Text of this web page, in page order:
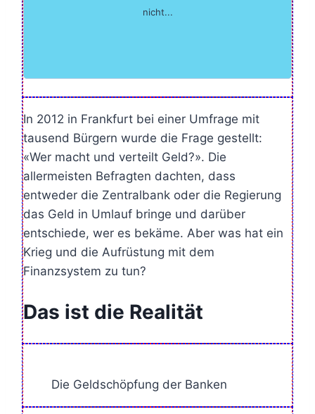
nicht...
In 2012 in Frankfurt bei einer Umfrage mit
tausend Bürgern wurde die Frage gestellt:
«Wer macht und verteilt Geld?». Die
allermeisten Befragten dachten, dass
entweder die Zentralbank oder die Regierung
das Geld in Umlauf bringe und darüber
entschiede, wer es bekäme. Aber was hat ein
Krieg und die Aufrüstung mit dem
Finanzsystem zu tun?
Das ist die Realität
Die Geldschöpfung der Banken